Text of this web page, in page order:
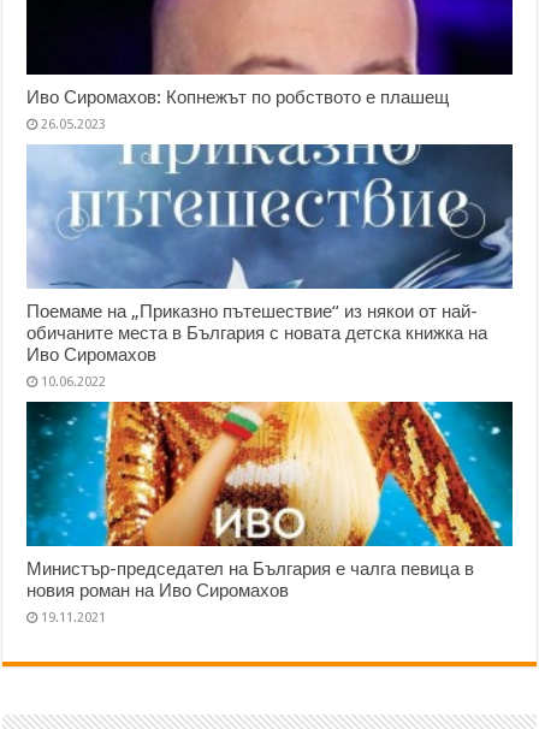
Иво Сиромахов: Копнежът по робството е плашещ
26.05.2023
Поемаме на „Приказно пътешествие“ из някои от най-
обичаните места в България с новата детска книжка на
Иво Сиромахов
10.06.2022
Министър-председател на България е чалга певица в
новия роман на Иво Сиромахов
19.11.2021